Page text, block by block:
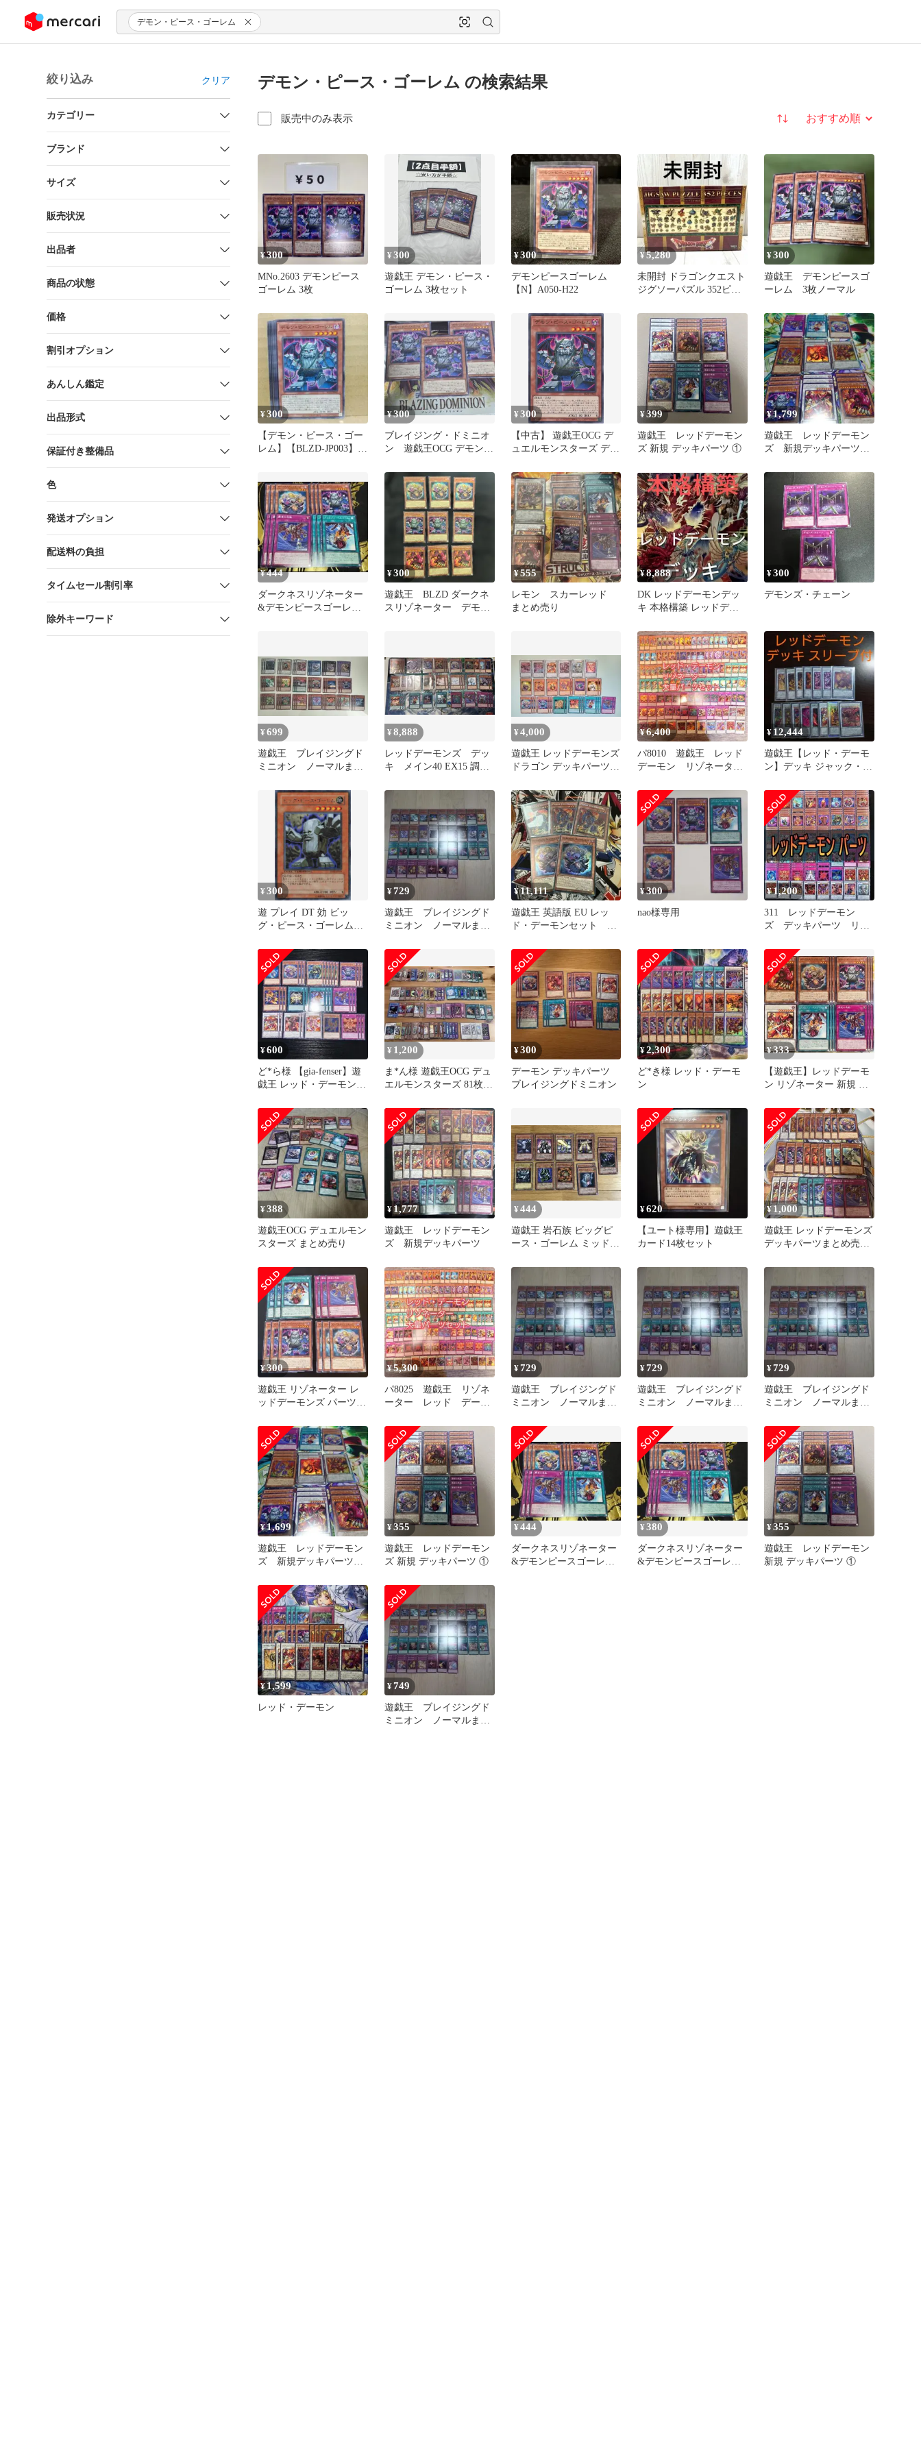
ツにスキップ デモン・ピース・ゴーレム
絞り込み クリア
カテゴリー
ブランド
サイズ
販売状況
出品者
商品の状態
価格
割引オプション
あんしん鑑定
出品形式
保証付き整備品
色
発送オプション
配送料の負担
タイムセール割引率
除外キーワード
デモン・ピース・ゴーレム の検索結果
販売中のみ表示 並び替え
¥300
MNo.2603 デモンピース
ゴーレム 3枚
¥300
遊戯王 デモン・ピース・
ゴーレム 3枚セット
¥300
デモンピースゴーレム
【N】A050-H22
¥5,280
未開封 ドラゴンクエスト
ジグソーパズル 352ピー
¥300
遊戯王 デモンピースゴ
ーレム 3枚ノーマル
¥300
【デモン・ピース・ゴー
レム】【BLZD-JP003】
¥300
ブレイジング・ドミニオ
ン 遊戯王OCG デモン・
¥300
【中古】 遊戯王OCG デ
ュエルモンスターズ デモ
BLZD BLZD-JP003
¥399
遊戯王 レッドデーモン
ズ 新規 デッキパーツ ①
¥1,799
遊戯王 レッドデーモン
ズ 新規デッキパーツ9
¥444
ダークネスリゾネーター
&デモンピースゴーレム
¥300
遊戯王 BLZD ダークネ
スリゾネーター デモン
¥555
レモン スカーレッド
まとめ売り
¥8,888
DK レッドデーモンデッ
キ 本格構築 レッドデー
¥300
デモンズ・チェーン
¥699
遊戯王 ブレイジングド
ミニオン ノーマルまと
¥8,888
レッドデーモンズ デッ
キ メイン40 EX15 調整
¥4,000
遊戯王 レッドデーモンズ
ドラゴン デッキパーツ
¥6,400
パ8010 遊戯王 レッド
デーモン リゾネータ
デッキパーツ
¥ 12,444
遊戯王【レッド・デーモ
ン】デッキ ジャック・ア
¥300
遊 プレイ DT 効 ビッ
グ・ピース・ゴーレム
¥729
遊戯王 ブレイジングド
ミニオン ノーマルまと
¥11,111
遊戯王 英語版 EU レッ
ド・デーモンセット 紅
レード他
¥300
nao様専用
¥1,200
311 レッドデーモン
ズ デッキパーツ リゾ
ス 等☆
¥600
ど*ら様 【gia-fenser】遊
戯王 レッド・デーモン
¥ 1,200
ま*ん様 遊戯王OCG デュ
エルモンスターズ 81枚セ
¥300
デーモン デッキパーツ
ブレイジングドミニオン
¥2,300
ど*き様 レッド・デーモ
ン
¥333
【遊戯王】レッドデーモ
ン リゾネーター 新規 デ
¥388
遊戯王OCG デュエルモン
スターズ まとめ売り
¥1,777
遊戯王 レッドデーモン
ズ 新規デッキパーツ
¥444
遊戯王 岩石族 ビッグピ
ース・ゴーレム ミッドピ
レーム
¥620
【ユート様専用】遊戯王
カード14枚セット
¥1,000
遊戯王 レッドデーモンズ
デッキパーツまとめ売り
¥300
遊戯王 リゾネーター レ
ッドデーモンズ パーツ
¥5,300
パ8025 遊戯王 リゾネ
ーター レッド デーモ
¥729
遊戯王 ブレイジングド
ミニオン ノーマルまと
¥729
遊戯王 ブレイジングド
ミニオン ノーマルまと
¥729
遊戯王 ブレイジングド
ミニオン ノーマルまと
¥1,699
遊戯王 レッドデーモン
ズ 新規デッキパーツ9
¥355
遊戯王 レッドデーモン
ズ 新規 デッキパーツ ①
¥444
ダークネスリゾネーター
&デモンピースゴーレム
¥380
ダークネスリゾネーター
&デモンピースゴーレム
¥355
遊戯王 レッドデーモン
新規 デッキパーツ ①
¥1,599
レッド・デーモン
¥749
遊戯王 ブレイジングド
ミニオン ノーマルまと